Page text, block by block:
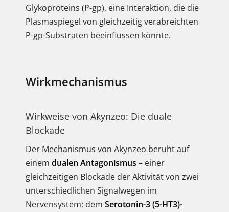
Glykoproteins (P-gp), eine Interaktion, die die
Plasmaspiegel von gleichzeitig verabreichten
P-gp-Substraten beeinflussen könnte.
Wirkmechanismus
Wirkweise von Akynzeo: Die duale
Blockade
Der Mechanismus von Akynzeo beruht auf
einem dualen Antagonismus – einer
gleichzeitigen Blockade der Aktivität von zwei
unterschiedlichen Signalwegen im
Nervensystem: dem Serotonin-3 (5-HT3)-